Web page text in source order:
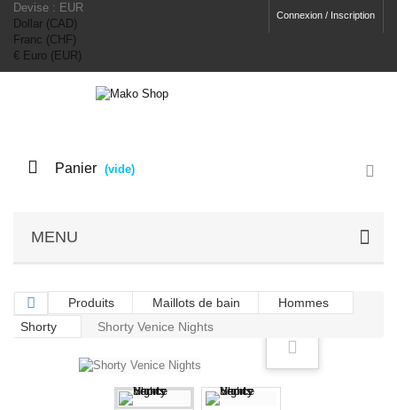
Connexion / Inscription
Devise : EUR
Dollar (CAD)
Franc (CHF)
€ Euro (EUR)
Panier (vide)
MENU
Produits Maillots de bain
Hommes
Shorty
Shorty Venice Nights